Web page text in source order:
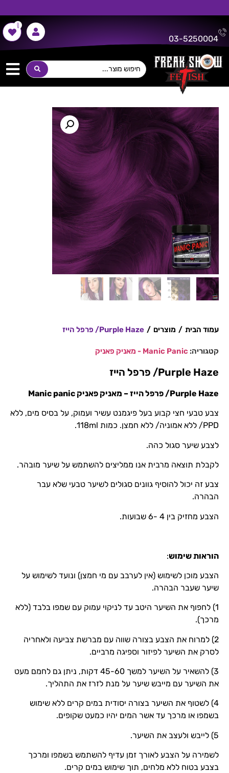
משלוח חינם על כל רכישה מעל 300 ש"ח!
03-5250004
0
עמוד הבית / מוצרים / Purple Haze/ פרפל הייז
קטגוריה: Manic Panic - מאניק פאניק
Purple Haze/ פרפל הייז
Purple Haze/ פרפל הייז – מאניק פאניק Manic panic
צבע טבעי חצי קבוע בעל פיגמנט עשיר ועמוק, על בסיס מים, ללא
PPD/ ללא אמוניה/ ללא חמצן. כמות 118ml.
לצבע שיער סגול כהה.
לקבלת תוצאה מרבית אנו ממליצים להשתמש על שיער מובהר.
צבע זה יכול להוסיף גוונים סגולים לשיער טבעי שלא עבר
הבהרה.
הצבע מחזיק בין 4 -6 שבועות.
הוראות שימוש:
הצבע מוכן לשימוש (אין לערבב עם מי חמצן) ונועד לשימוש על
שיער שעבר הבהרה.
1) לחפוף את השיער היטב עד לניקוי עמוק עם שמפו בלבד (ללא
מרכך).
2) למרוח את הצבע בצורה שווה עם מברשת צביעה ולאחריה
לסרק את השיער לפיזור וספיגה מרביים.
3) להשאיר על השיער למשך 45-60 דקות, ניתן גם לחמם מעט
את השיער עם מייבש שיער על מנת לזרז את התהליך.
4) לשטוף את השיער בצורה יסודית במים קרים ללא שימוש
בשמפו או מרכך עד אשר המים יהיו כמעט שקופים.
5) לייבש ולעצב את השיער.
לשמירה על הצבע לאורך זמן עדיף להשתמש בשמפו ומרכך
בצבע בטוח ללא מלחים, תוך שימוש במים קרים.